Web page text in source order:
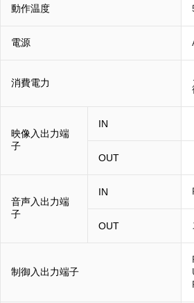
動作温度
電源
消費電力
映像入出力端
子
IN
OUT
音声入出力端
子
IN
OUT
制御入出力端子